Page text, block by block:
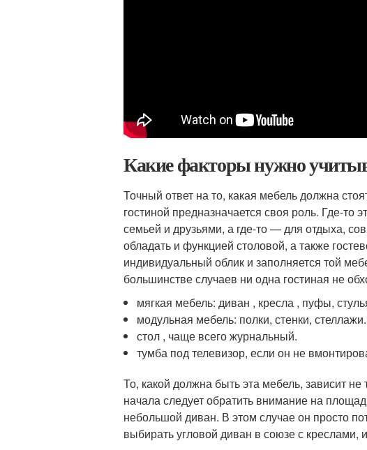
Какие факторы нужно
Точный ответ на то, какая мебель должна
гостиной предназначается своя роль. Где-
семьей и друзьями, а где-то — для отдыха,
обладать и функцией столовой, а также
индивидуальный облик и заполняется той
большинстве случаев ни одна гостиная не
мягкая мебель: диван , кресла , пуфы,
модульная мебель: полки, стенки, стеллажи.
стол , чаще всего журнальный.
тумба под телевизор, если он не
То, какой должна быть эта мебель, зависит
начала следует обратить внимание на
небольшой диван. В этом случае он просто
выбирать угловой диван в союзе с креслами,